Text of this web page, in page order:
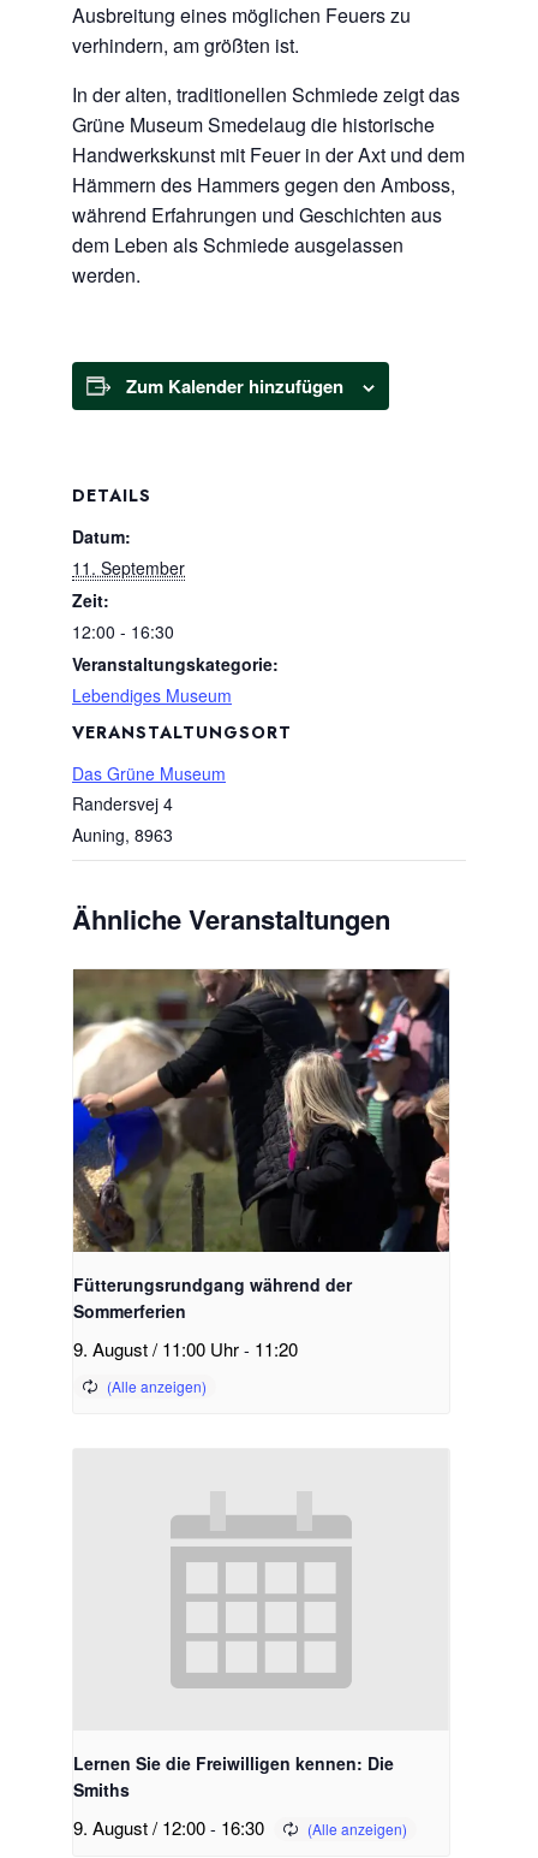
Ausbreitung eines möglichen Feuers zu
verhindern, am größten ist.
In der alten, traditionellen Schmiede zeigt das
Grüne Museum Smedelaug die historische
Handwerkskunst mit Feuer in der Axt und dem
Hämmern des Hammers gegen den Amboss,
während Erfahrungen und Geschichten aus
dem Leben als Schmiede ausgelassen
werden.
Zum Kalender hinzufügen
DETAILS
Datum:
11. September
Zeit:
12:00 - 16:30
Veranstaltungskategorie:
Lebendiges Museum
VERANSTALTUNGSORT
Das Grüne Museum
Randersvej 4
Auning, 8963
Ähnliche Veranstaltungen
Fütterungsrundgang während der
Sommerferien
9. August / 11:00 Uhr- 11:20
Lernen Sie die Freiwilligen kennen: Die
Smiths
9. August / 12:00- 16:30